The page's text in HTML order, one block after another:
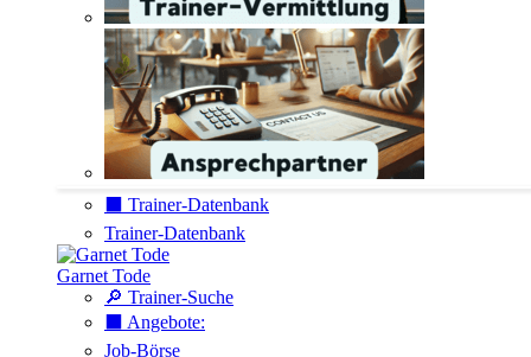
⬛️ Trainer-Datenbank
Trainer-Datenbank
Garnet Tode
🔎 Trainer-Suche
⬛️ Angebote:
Job-Börse